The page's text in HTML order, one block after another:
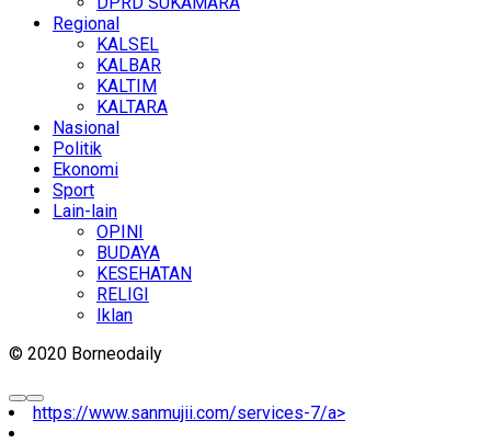
Regional
KALSEL
KALBAR
KALTIM
KALTARA
Nasional
Politik
Ekonomi
Sport
Lain-lain
OPINI
BUDAYA
KESEHATAN
RELIGI
Iklan
© 2020 Borneodaily
https://www.sanmujii.com/services-7/a>